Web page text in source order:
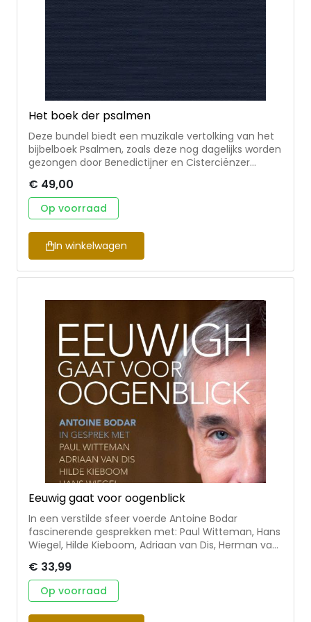
van het geloof te ontsluiten, voor mensen die meer
willen weten over het katholieke geloof.
Het boek der psalmen
Deze bundel biedt een muzikale vertolking van het
bijbelboek Psalmen, zoals deze nog dagelijks worden
gezongen door Benedictijner en Cisterciënzer
vertaling door Ida Gerhardt en Marie H. van der
Zeyde staat garant voor een spirituele
ontdekkingstocht van deze eeuwenoude teksten.
€ 49,00
Op voorraad
In winkelwagen
Eeuwig gaat voor oogenblick
In een verstilde sfeer voerde Antoine Bodar
fascinerende gesprekken met: Paul Witteman, Hans
Wiegel, Hilde Kieboom, Adriaan van Dis, Herman van
Dries van Agt, Wim van den Donk, Jan Marijnissen,
Désanne van Brederode, Kardinaal Simonis,
Kardinaal Danneels, Connie Palmen, Maarten 't Hart
€ 33,99
Op voorraad